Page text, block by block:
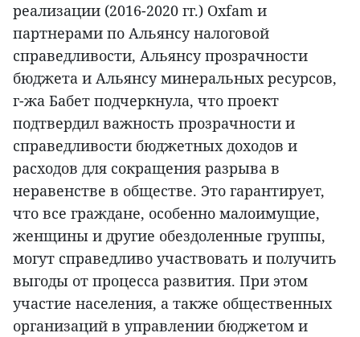
реализации (2016-2020 гг.) Oxfam и
партнерами по Альянсу налоговой
справедливости, Альянсу прозрачности
бюджета и Альянсу минеральных ресурсов,
г-жа Бабет подчеркнула, что проект
подтвердил важность прозрачности и
справедливости бюджетных доходов и
расходов для сокращения разрыва в
неравенстве в обществе. Это гарантирует,
что все граждане, особенно малоимущие,
женщины и другие обездоленные группы,
могут справедливо участвовать и получить
выгоды от процесса развития. При этом
участие населения, а также общественных
организаций в управлении бюджетом и